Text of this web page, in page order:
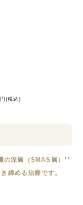
(税込)
の深層（SMAS層）**
締める治療です。